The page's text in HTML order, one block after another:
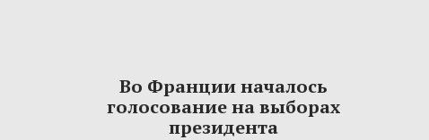
Во Франции началось
голосование на выборах
президента